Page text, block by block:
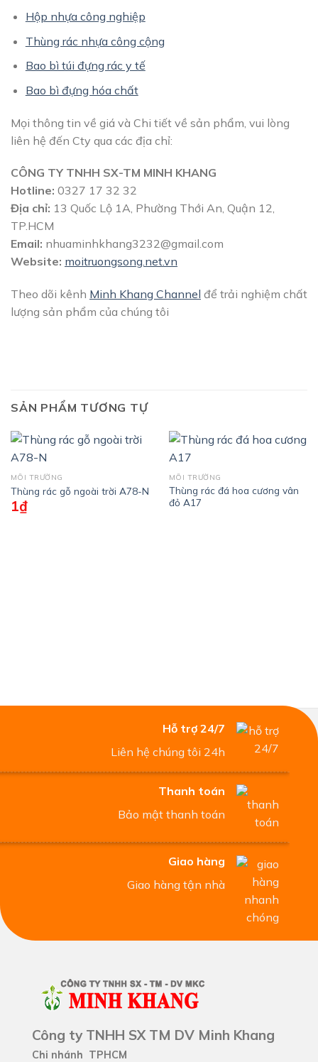
Hộp nhựa công nghiệp
Thùng rác nhựa công cộng
Bao bì túi đựng rác y tế
Bao bì đựng hóa chất
Mọi thông tin về giá và Chi tiết về sản phẩm, vui lòng
liên hệ đến Cty qua các địa chỉ:
CÔNG TY TNHH SX-TM MINH KHANG
Hotline: 0327 17 32 32
Địa chỉ: 13 Quốc Lộ 1A, Phường Thới An, Quận 12,
TP.HCM
Email: nhuaminhkhang3232@gmail.com
Website: moitruongsong.net.vn
Theo dõi kênh Minh Khang Channel để trải nghiệm chất
lượng sản phẩm của chúng tôi
SẢN PHẨM TƯƠNG TỰ
MÔI TRƯỜNG
Thùng rác gỗ ngoài trời A78-N
1₫
MÔI TRƯỜNG
Thùng rác đá hoa cương vân
đỏ A17
Hỗ trợ 24/7
Liên hệ chúng tôi 24h
Thanh toán
Bảo mật thanh toán
Giao hàng
Giao hàng tận nhà
Công ty TNHH SX TM DV Minh Khang
Chi nhánh TPHCM